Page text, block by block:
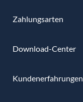
Zahlungsarten
Download-Center
Kundenerfahrungen